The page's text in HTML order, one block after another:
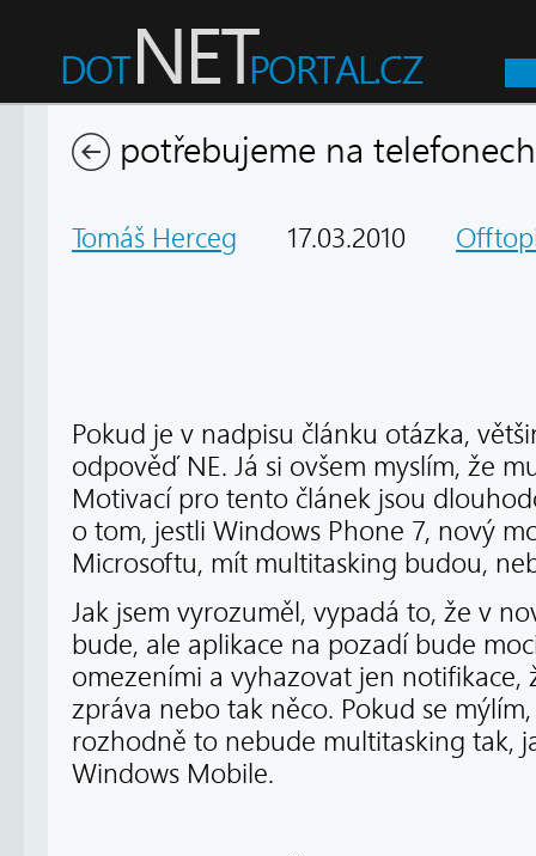
potřebujeme na
Tomáš Herceg 17.03.2010
Pokud je v nadpisu článku otázka,
odpověď NE. Já si ovšem myslím, že
Motivací pro tento článek jsou
o tom, jestli Windows Phone 7, nový
Microsoftu, mít multitasking budou,
Jak jsem vyrozuměl, vypadá to, že v
bude, ale aplikace na pozadí bude
omezeními a vyhazovat jen notifikace,
zpráva nebo tak něco. Pokud se
rozhodně to nebude multitasking tak,
Windows Mobile.